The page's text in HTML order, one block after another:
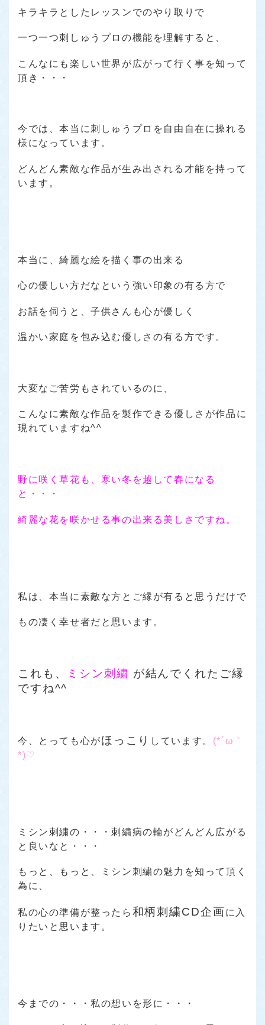
キラキラとしたレッスンでのやり取りで
一つ一つ刺しゅうプロの機能を理解すると、
こんなにも楽しい世界が広がって行く事を知って
頂き・・・
今では、本当に刺しゅうプロを自由自在に操れる
様になっています。
どんどん素敵な作品が生み出される才能を持って
います。
本当に、綺麗な絵を描く事の出来る
心の優しい方だなという強い印象の有る方で
お話を伺うと、子供さんも心が優しく
温かい家庭を包み込む優しさの有る方です。
大変なご苦労もされているのに、
こんなに素敵な作品を製作できる優しさが作品に
現れていますね^^
野に咲く草花も、寒い冬を越して春になる
と・・・
綺麗な花を咲かせる事の出来る美しさですね。
私は、本当に素敵な方とご縁が有ると思うだけで
もの凄く幸せ者だと思います。
これも、 ミシン刺繍 が結んでくれたご縁
ですね^^
今、とっても心がほっこり しています。 (*´ω｀
*)♡
ミシン刺繍の・・・刺繍病の輪がどんどん広がる
と良いなと・・・
もっと、もっと、ミシン刺繍の魅力を知って頂く
為に、
私の心の準備が整ったら 和柄刺繍CD企画に入
りたいと思います。
今までの・・・私の想いを形に・・・